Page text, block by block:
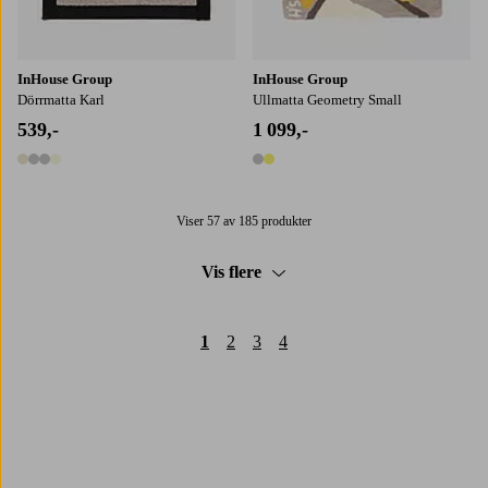
InHouse Group
Dörrmatta Karl
539,-
4 farger
InHouse Group
Ullmatta Geometry Small
1 099,-
2 farger
Viser 57 av 185 produkter
Vis flere
1 2 3 4